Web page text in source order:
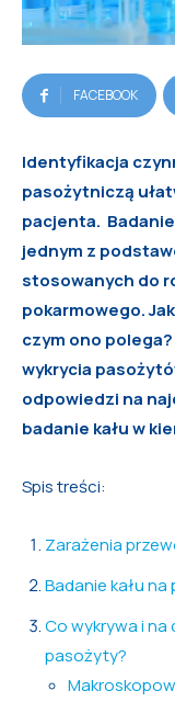
FACEBOOK
Identyfikacja
pasożytniczą
pacjenta.
jednym z
stosowanych do
pokarmowego.
czym ono
wykrycia
odpowiedzi na
badanie kału w
Spis treści:
Zarażenia
Badanie kału
Co wykrywa i na
pasożyty?